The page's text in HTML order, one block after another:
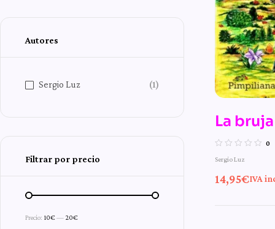
La
0
Sergio Luz
14,95€IVA
Autores
Sergio Luz (1)
Filtrar por precio
Precio: 10€— 20€